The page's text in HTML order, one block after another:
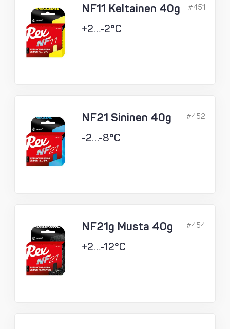
NF11 Keltainen 40g
+2…-2°C
#451
NF21 Sininen 40g
-2…-8°C
#452
NF21g Musta 40g
+2…-12°C
#454